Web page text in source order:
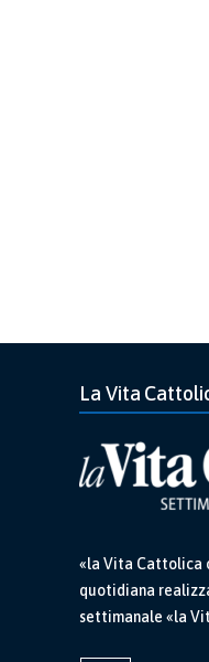
La Vita
«la Vita Cattolica
quotidiana
settimanale «la